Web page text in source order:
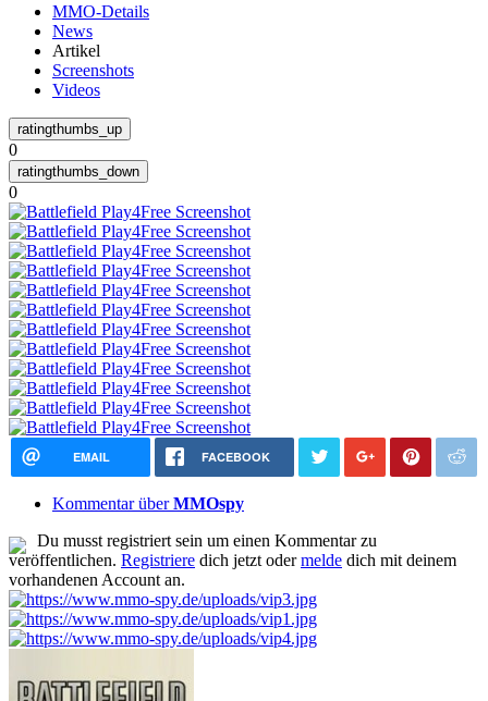
MMO-Details
News
Artikel
Screenshots
Videos
0
0
EMAIL FACEBOOK
Kommentar überMMOspy
Du musst registriert sein um einen Kommentar zu
veröffentlichen. Registriere dich jetzt odermelde dich mit deinem
vorhandenen Account an.